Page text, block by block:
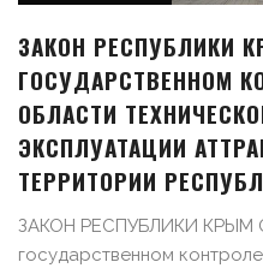
ЗАКОН РЕСПУБЛИКИ
ГОСУДАРСТВЕННОМ
ОБЛАСТИ
ЭКСПЛУАТАЦИИ
ТЕРРИТОРИИ
ЗАКОН РЕСПУБЛИКИ КРЫМ
государственном